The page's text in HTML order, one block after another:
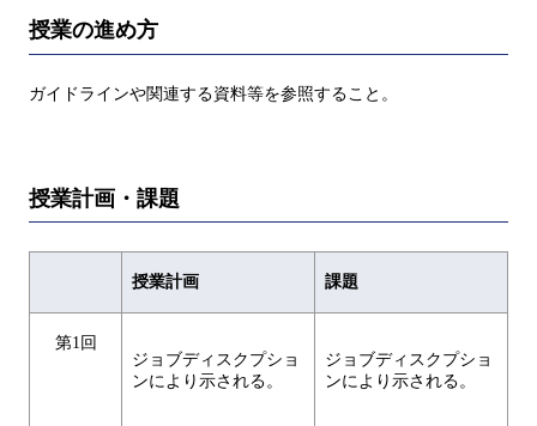
授業の進め方
ガイドラインや関連する資料等を参照すること。
授業計画・課題
授業計画 課題
第1回
ジョブディスクプショ
ンにより示される。
ジョブディスクプショ
ンにより示される。